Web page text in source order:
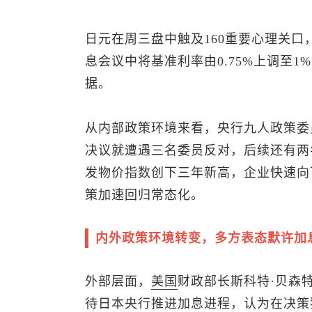
日元在周三盘中触及160重要心理关
息会议中将基准利率由0.75%上调至
据。
从内部政策环境来看，央行九人政策
决议就遭遇三名委员反对，后续还有
发物价指数创下三年新高，企业快速
策加速回归常态化。
内外政策环境转变，多方表态默许加
外部层面， 美国 财政部长斯科特·贝森
待日本央行推进加息进程，认为在决